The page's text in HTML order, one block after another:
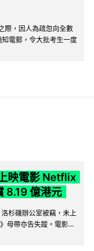
際，因人為疏忽向全數
電郵，令大批考生一度
映電影 Netflix
8.19 億港元
杉磯辦公室被竊，未上
母帶亦告失蹤。電影...